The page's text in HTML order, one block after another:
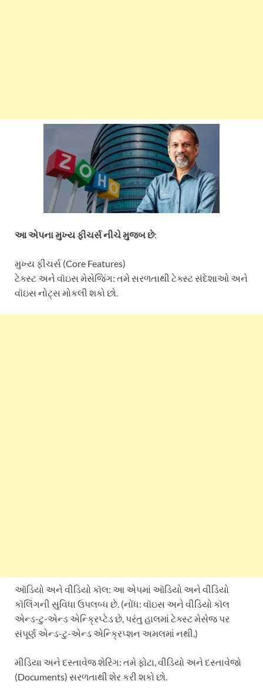
આ એપના મુખ્ય ફીચર્સ નીચે મુજબ છે:
મુખ્ય ફીચર્સ (Core Features)
ટેક્સ્ટ અને વૉઇસ મેસેજિંગ: તમે સરળતાથી ટેક્સ્ટ સંદેશાઓ અને
વૉઇસ નોટ્સ મોકલી શકો છો.
ઑડિયો અને વીડિયો કૉલ: આ એપમાં ઑડિયો અને વીડિયો
કૉલિંગની સુવિધા ઉપલબ્ધ છે. (નોંધ: વૉઇસ અને વીડિયો કૉલ
એન્ડ-ટુ-એન્ડ એન્ક્રિપ્ટેડ છે, પરંતુ હાલમાં ટેક્સ્ટ મેસેજ પર
સંપૂર્ણ એન્ડ-ટુ-એન્ડ એન્ક્રિપ્શન અમલમાં નથી.)
મીડિયા અને દસ્તાવેજ શેરિંગ: તમે ફોટા, વીડિયો અને દસ્તાવેજો
(Documents) સરળતાથી શેર કરી શકો છો.